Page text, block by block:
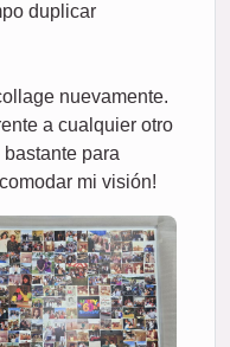
duplicar
nuevamente.
a cualquier otro
para
mi visión!